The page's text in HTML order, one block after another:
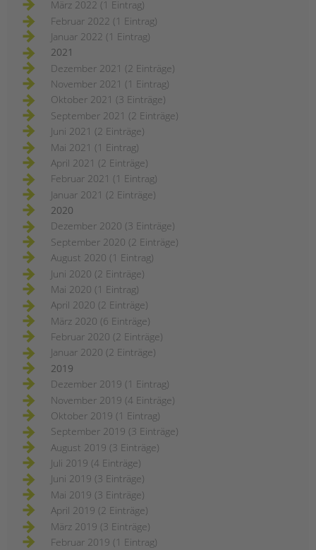
März 2022 (1 Eintrag)
Februar 2022 (1 Eintrag)
Januar 2022 (1 Eintrag)
2021
Dezember 2021 (2 Einträge)
November 2021 (1 Eintrag)
Oktober 2021 (3 Einträge)
September 2021 (2 Einträge)
Juni 2021 (2 Einträge)
Mai 2021 (1 Eintrag)
April 2021 (2 Einträge)
Februar 2021 (1 Eintrag)
Januar 2021 (2 Einträge)
2020
Dezember 2020 (3 Einträge)
September 2020 (2 Einträge)
August 2020 (1 Eintrag)
Juni 2020 (2 Einträge)
Mai 2020 (1 Eintrag)
April 2020 (2 Einträge)
März 2020 (6 Einträge)
Februar 2020 (2 Einträge)
Januar 2020 (2 Einträge)
2019
Dezember 2019 (1 Eintrag)
November 2019 (4 Einträge)
Oktober 2019 (1 Eintrag)
September 2019 (3 Einträge)
August 2019 (3 Einträge)
Juli 2019 (4 Einträge)
Juni 2019 (3 Einträge)
Mai 2019 (3 Einträge)
April 2019 (2 Einträge)
März 2019 (3 Einträge)
Februar 2019 (1 Eintrag)